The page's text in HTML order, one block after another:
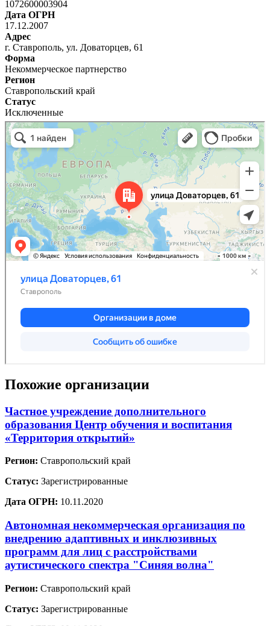
1072600003904
Дата ОГРН
17.12.2007
Адрес
г. Ставрополь, ул. Доваторцев, 61
Форма
Некоммерческое партнерство
Регион
Ставропольский край
Статус
Исключенные
Похожие организации
Частное учреждение дополнительного
образования Центр обучения и воспитания
«Территория открытий»
Регион: Ставропольский край
Статус: Зарегистрированные
Дата ОГРН: 10.11.2020
Автономная некоммерческая организация по
внедрению адаптивных и инклюзивных
программ для лиц с расстройствами
аутистического спектра "Синяя волна"
Регион: Ставропольский край
Статус: Зарегистрированные